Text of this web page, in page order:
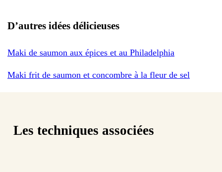
D’autres idées délicieuses
Maki de saumon aux épices et au Philadelphia
Maki frit de saumon et concombre à la fleur de sel
Les techniques associées